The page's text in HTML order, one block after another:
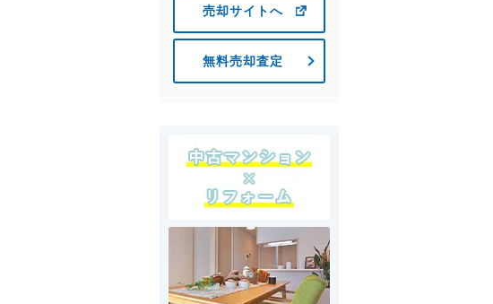
売却サイトへ
無料売却査定